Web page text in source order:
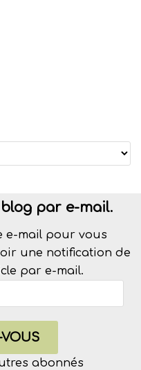
par e-mail.
e-mail pour vous
une notification de
par e-mail.
abonnés